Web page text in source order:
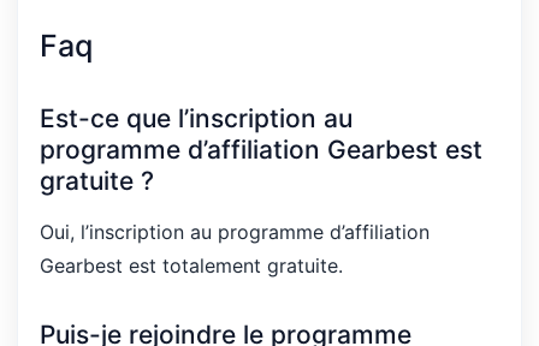
Faq
Est-ce que l’inscription au
programme d’affiliation Gearbest est
gratuite ?
Oui, l’inscription au programme d’affiliation
Gearbest est totalement gratuite.
Puis-je rejoindre le programme